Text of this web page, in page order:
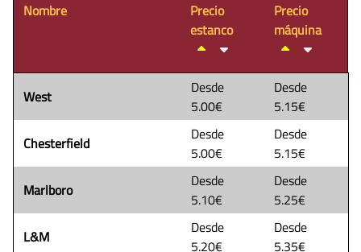
Nombre
Precio
estanco
Precio
máquina
West
Desde
5.00€
Desde
5.15€
Chesterfield
Desde
5.00€
Desde
5.15€
Marlboro
Desde
5.10€
Desde
5.25€
L&M
Desde
5.20€
Desde
5.35€